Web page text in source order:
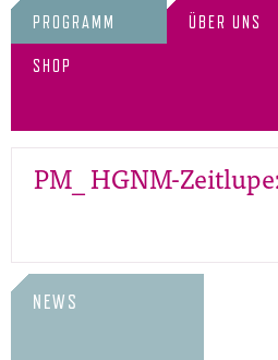
PROGRAMM ÜBER UNS
SHOP
PM_ HGNM-
NEWS